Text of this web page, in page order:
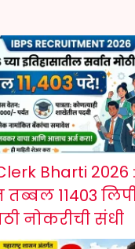
Bharti 2026
तब्बल 11403
नोकरीची संधी